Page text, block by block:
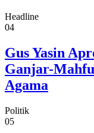
Headline
04
Gus Yasin
Ganjar-
Agama
Politik
05